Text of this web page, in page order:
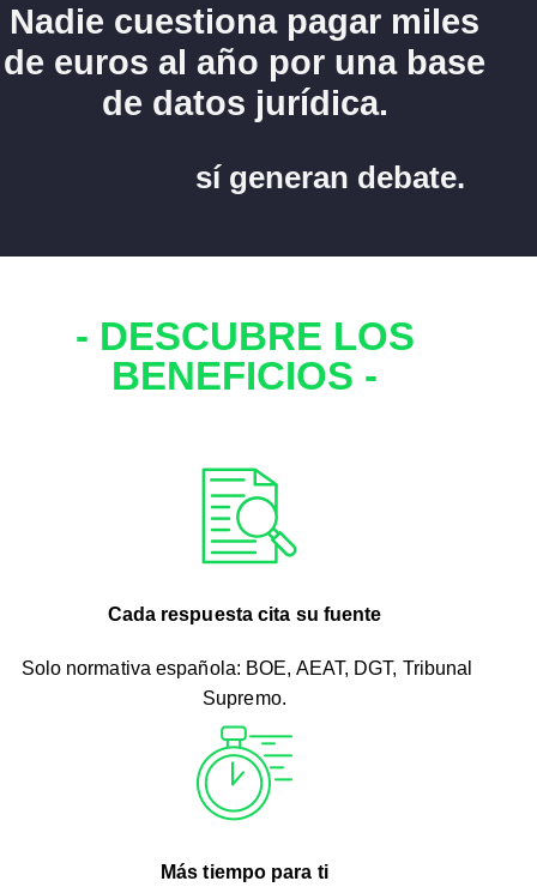
Nadie cuestiona pagar miles
de euros al año por una base
de datos jurídica.
sí generan debate.
- DESCUBRE LOS
BENEFICIOS -
Cada respuesta cita su fuente
Solo normativa española: BOE, AEAT, DGT, Tribunal
Supremo.
Más tiempo para ti